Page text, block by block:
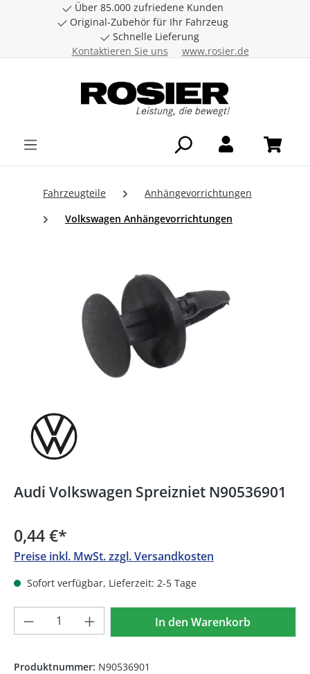
Zum Hauptinhalt springen
Über 85.000 zufriedene Kunden
Original-Zubehör für Ihr Fahrzeug
Schnelle Lieferung
Kontaktieren Sie uns
www.rosier.de
Fahrzeugteile
Anhängevorrichtungen
Volkswagen Anhängevorrichtungen
Audi Volkswagen Spreizniet N90536901
0,44 €*
Preise inkl. MwSt. zzgl. Versandkosten
Sofort verfügbar, Lieferzeit: 2-5 Tage
Produkt Anzahl: Gib denIn den Warenkorb
Produktnummer: N90536901